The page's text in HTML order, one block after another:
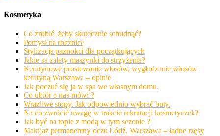
Kosmetyka
Co zrobić, żeby skutecznie schudnąć?
Pomysł na rocznicę
Stylizacja paznokci dla początkujących
Jakie sa zalety maszynki do strzyżenia?
Keratynowe prostowanie włosów, wygładzanie włosów
keratyną Warszawa – opinie
Jak poczuć się ja w spa we własnym domu.
Co ubiór o nas mówi ?
Wrażliwe stopy. Jak odpowiednio wybrać buty.
Na co zwrócić uwagę w trakcie rekrutacji kosmetyczek?
Jak być na topie z modą w tym sezonie ?
Makijaż permanentny oczu Łódź, Warszawa – ładne rzęsy